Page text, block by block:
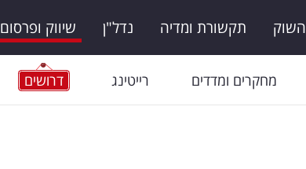
השוק תקשורת ומדיה נדל"ן שיווק ופרסום
מחקרים ומדדים רייטינג דרושים